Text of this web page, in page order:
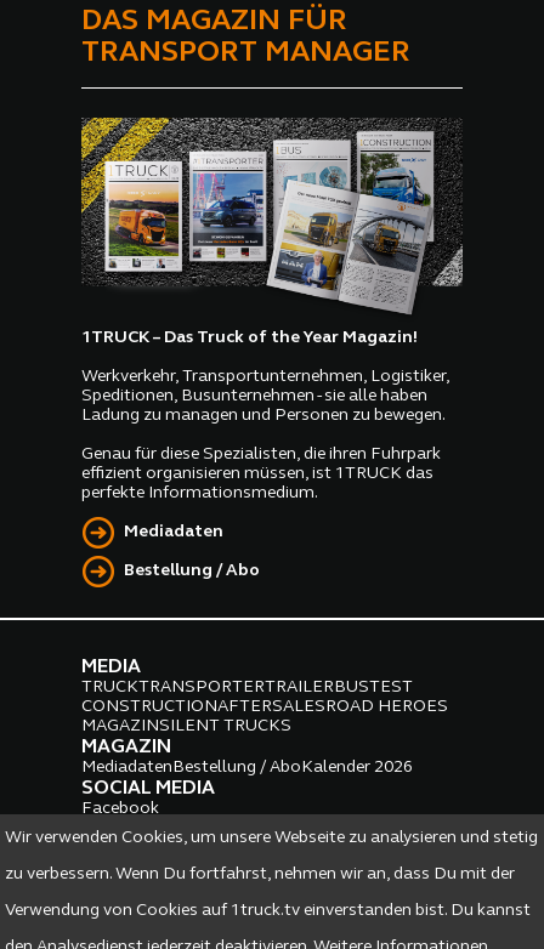
Wir verwenden Cookies, um unsere Webseite zu analysieren und stetig
zu verbessern. Wenn Du fortfahrst, nehmen wir an, dass Du mit der
Verwendung von Cookies auf 1truck.tv einverstanden bist. Du kannst
DAS MAGAZIN FÜR
TRANSPORT MANAGER
1TRUCK – Das Truck of the Year Magazin!
Werkverkehr, Transportunternehmen, Logistiker,
Speditionen, Busunternehmen - sie alle haben
Ladung zu managen und Personen zu bewegen.
Genau für diese Spezialisten, die ihren Fuhrpark
effizient organisieren müssen, ist 1TRUCK das
perfekte Informationsmedium.
Mediadaten
Bestellung / Abo
MEDIA
TRUCKTRANSPORTERTRAILERBUSTEST
CONSTRUCTIONAFTERSALESROAD HEROES
MAGAZINSILENT TRUCKS
MAGAZIN
MediadatenBestellung / AboKalender 2026
SOCIAL MEDIA
Facebook
Instagram LinkedIn